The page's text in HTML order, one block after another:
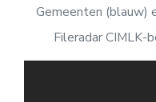
Gemeenten (blauw)
Fileradar